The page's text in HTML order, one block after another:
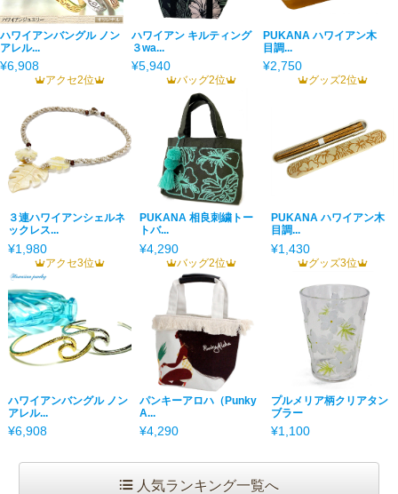
ハワイアンバングル ノン
アレル...
¥6,908
ハワイアン キルティング
３wa...
¥5,940
PUKANA ハワイアン木
目調...
¥2,750
アクセ2位
３連ハワイアンシェルネ
ックレス...
¥1,980
バッグ2位
PUKANA 相良刺繍トー
トバ...
¥4,290
グッズ2位
PUKANA ハワイアン木
目調...
¥1,430
アクセ3位
ハワイアンバングル ノン
アレル...
¥6,908
バッグ2位
パンキーアロハ（Punky
A...
¥4,290
グッズ3位
プルメリア柄クリアタン
ブラー
¥1,100
人気ランキング一覧へ